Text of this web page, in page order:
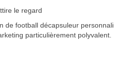
le regard
de football décapsuleur
particulièrement polyvalent.